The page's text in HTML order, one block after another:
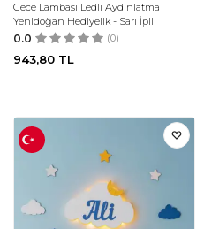
Gece Lambası Ledli Aydınlatma
Yenidoğan Hediyelik - Sarı İpli
0.0 (0)
943,80 TL